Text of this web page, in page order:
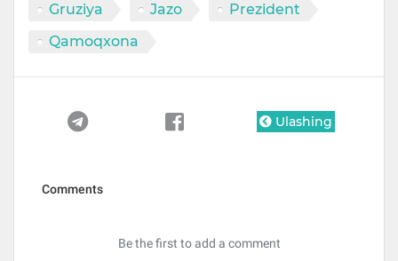
Gruziya Jazo
Prezident
Qamoqxona
Ulashing